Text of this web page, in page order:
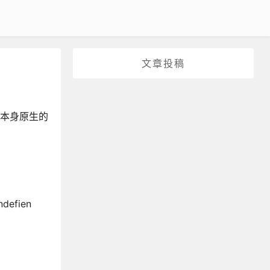
文章投稿
身原生的